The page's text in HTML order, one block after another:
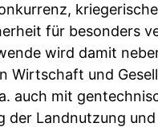
für besonders
wird damit
Wirtschaft und
auch mit
der Landnutzung